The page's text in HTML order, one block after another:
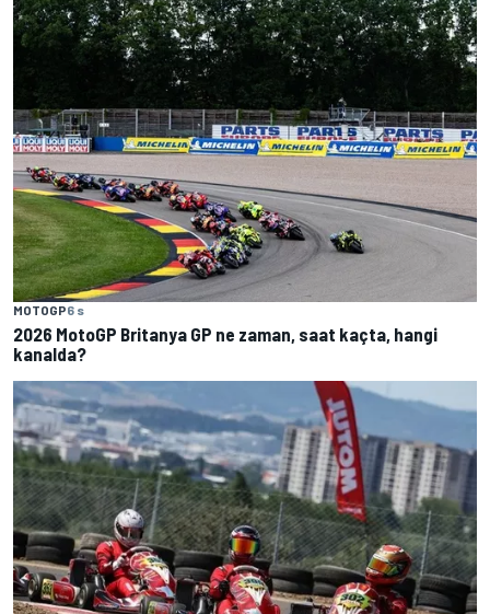
MOTOGP6 s
2026 MotoGP Britanya GP ne zaman, saat kaçta, hangi
kanalda?